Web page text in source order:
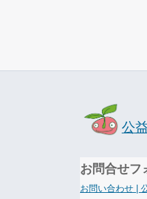
公
お問合せフ
お問い合わせ |